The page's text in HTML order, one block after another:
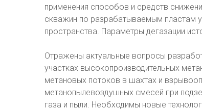
применения способов и средств
скважин по разрабатываемым пластам
пространства. Параметры дегазации
Отражены актуальные вопросы
участках высокопроизводительных
метановых потоков в шахтах и
метанопылевоздушных смесей при
газа и пыли. Необходимы новые